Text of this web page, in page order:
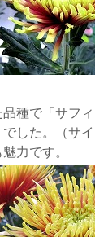
種で「サフ
でした。（サ
力です。